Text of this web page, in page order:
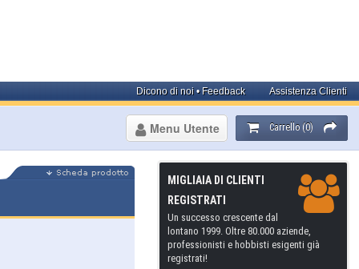
Assistenza Clienti
Dicono di noi • Feedback
Carrello (0)
Menu Utente
MIGLIAIA DI CLIENTI
REGISTRATI
Un successo crescente dal
lontano 1999. Oltre 80.000 aziende,
professionisti e hobbisti esigenti già
registrati!